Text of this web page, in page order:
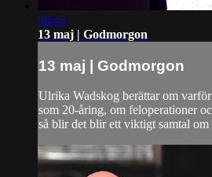
58:45
13 maj | Godmorgon
13 maj | Godmorgon
Ulrika Wadskog berättar om
som 20-åring, om feloperationer
så blir det blir ett viktigt samtal